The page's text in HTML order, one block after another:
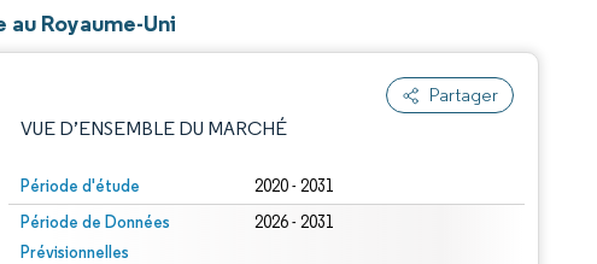
Royaume-Uni
Partager
VUE D’ENSEMBLE DU MARCHÉ
Période d'étude 2020 - 2031
Période de Données
Prévisionnelles
2026 - 2031